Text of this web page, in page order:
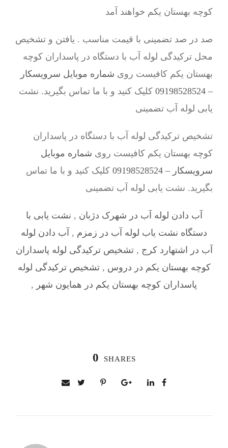
کوچه بهستان یکم خواهند آمد
صد در صد تضمینی با قیمت مناسب . یافتن و تشخیص
محل ترکیدگی لوله آب با دستگاه در پاسداران کوچه
بهستان یکم کافیست روی شماره موبایل سرویسکار
– 09198528524
کلیک کنید و با ما تماس بگیرید. نشت
یابی لوله آب تضمینی
تشخیص ترکیدگی لوله آب با دستگاه در پاسداران
کوچه بهستان یکم کافیست روی شماره موبایل
سرویسکار – 09198528524
کلیک کنید و با ما تماس
بگیرید. نشت یابی لوله آب تضمینی
آب دادن لوله آب در شهرک دژبان , نشت یابی با
دستگاه نشت یاب لوله آب در زمزم , آب دادن لوله
آب در اشتهارد کرج ,تشخیص ترکیدگی لوله پاسداران
کوچه بهستان یکم در دروس ,تشخیص ترکیدگی لوله
پاسداران کوچه بهستان یکم در همایون شهر ,
0 SHARES